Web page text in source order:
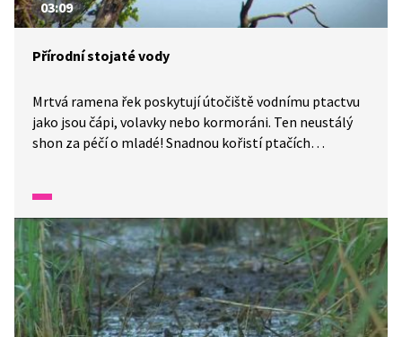
03:09
Přírodní stojaté vody
Mrtvá ramena řek poskytují útočiště vodnímu ptactvu
jako jsou čápi, volavky nebo kormoráni. Ten neustálý
shon za péčí o mladé! Snadnou kořistí ptačích
například plavín nebo kotvice. Orobinec ale známe
z dětství všichni. I když jsme mu říkávali trochu jinak.